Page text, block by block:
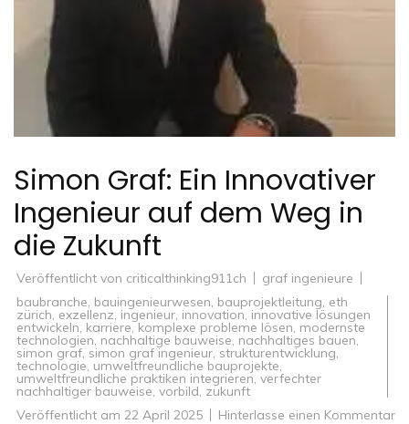
Simon Graf: Ein Innovativer
Ingenieur auf dem Weg in
die Zukunft
Veröffentlicht von criticalthinking911ch
graf ingenieure
baubranche bauingenieurwesen bauprojektleitung eth
zürich exzellenz ingenieur innovation innovative lösungen
entwickeln karriere,komplexe probleme lösen modernste
technologien nachhaltige bauweise nachhaltiges bauen
simon graf simon graf ingenieur strukturentwicklung
technologie umweltfreundliche bauprojekte
umweltfreundliche praktiken integrieren verfechter
nachhaltiger bauweise vorbild zukunft
Veröffentlicht am 22 April 2025 Hinterlasse einen Kommentarzu